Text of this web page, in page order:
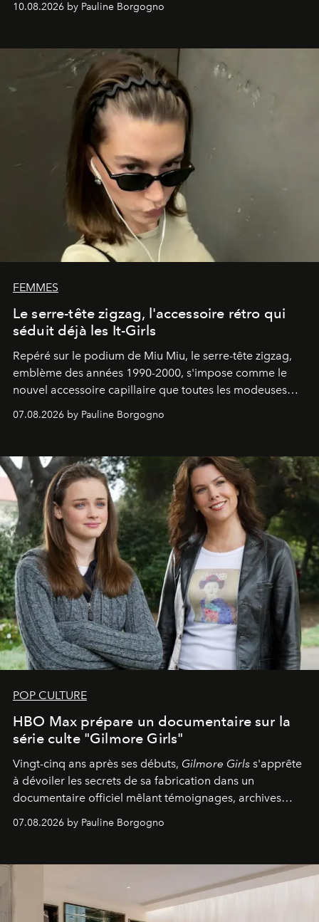
10.08.2026 by Pauline Borgogno
FEMMES
Le serre-tête zigzag, l'accessoire rétro qui
séduit déjà les It-Girls
Repéré sur le podium de Miu Miu, le serre-tête zigzag,
emblème des années 1990-2000, s'impose comme le
nouvel accessoire capillaire que toutes les modeuses
s'arrachent déjà.
07.08.2026 by Pauline Borgogno
POP CULTURE
HBO Max prépare un documentaire sur la
série culte "Gilmore Girls"
Vingt-cinq ans après ses débuts, Gilmore Girls s'apprête
à dévoiler les secrets de sa fabrication dans un
documentaire officiel mêlant témoignages, archives
inédites et plongée dans les coulisses d'un phénomène
générationnel.
07.08.2026 by Pauline Borgogno